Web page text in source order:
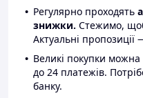
Регулярно проходять
знижки. Стежимо,
Актуальні пропозиції
Великі покупки можна
до 24 платежів.
банку.